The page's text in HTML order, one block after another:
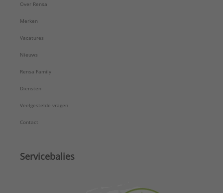
Over Rensa
Merken
Vacatures
Nieuws
Rensa Family
Diensten
Veelgestelde vragen
Contact
Servicebalies